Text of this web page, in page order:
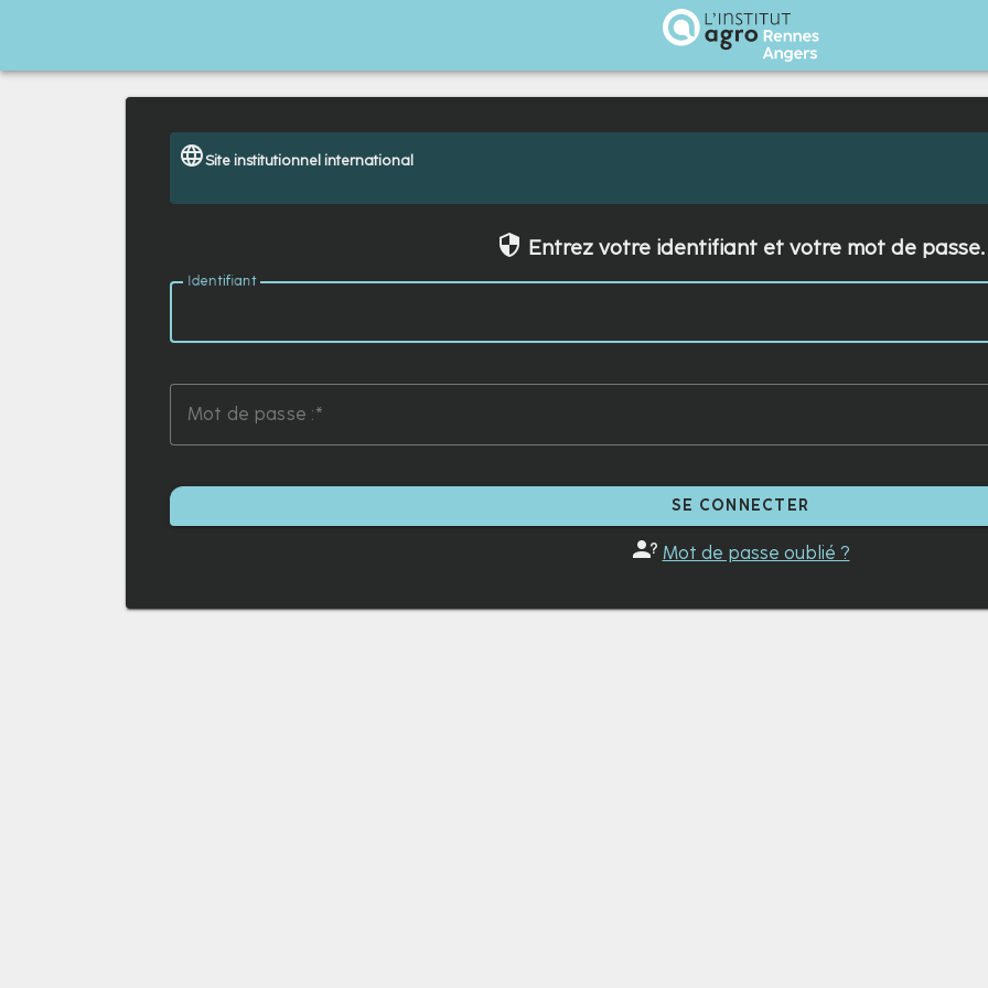
Institut Agro Rennes Angers
Site institutionnel international
Entrez votre identifiant et votre mot de passe.
Identifiant :
Mot de passe :
SE CONNECTER
Mot de passe oublié ?